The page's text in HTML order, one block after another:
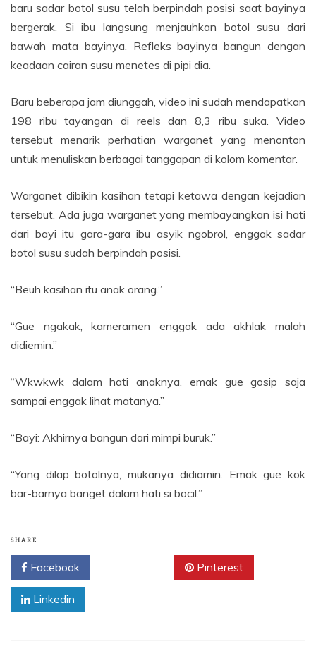
baru sadar botol susu telah berpindah posisi saat bayinya
bergerak. Si ibu langsung menjauhkan botol susu dari
bawah mata bayinya. Refleks bayinya bangun dengan
keadaan cairan susu menetes di pipi dia.
Baru beberapa jam diunggah, video ini sudah mendapatkan
198 ribu tayangan di reels dan 8,3 ribu suka. Video
tersebut menarik perhatian warganet yang menonton
untuk menuliskan berbagai tanggapan di kolom komentar.
Warganet dibikin kasihan tetapi ketawa dengan kejadian
tersebut. Ada juga warganet yang membayangkan isi hati
dari bayi itu gara-gara ibu asyik ngobrol, enggak sadar
botol susu sudah berpindah posisi.
“Beuh kasihan itu anak orang.”
“Gue ngakak, kameramen enggak ada akhlak malah
didiemin.”
“Wkwkwk dalam hati anaknya, emak gue gosip saja
sampai enggak lihat matanya.”
“Bayi: Akhirnya bangun dari mimpi buruk.”
“Yang dilap botolnya, mukanya didiamin. Emak gue kok
bar-barnya banget dalam hati si bocil.”
SHARE
Facebook Pinterest
Linkedin